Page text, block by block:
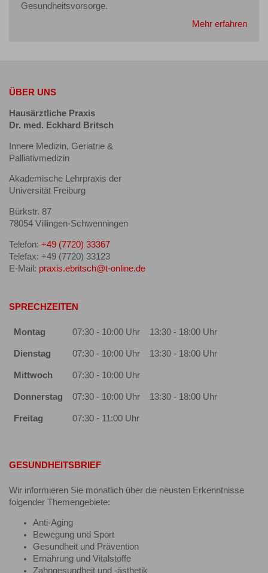
Gesundheitsvorsorge.
Mehr erfahren
ÜBER UNS
Hausärztliche Praxis
Dr. med. Eckhard Britsch
Innere Medizin, Geriatrie &
Palliativmedizin
Akademische Lehrpraxis der
Universität Freiburg
Bürkstr. 87
78054 Villingen-Schwenningen
Telefon: +49 (7720) 33367
Telefax: +49 (7720) 33123
E-Mail: praxis.ebritsch@t-online.de
SPRECHZEITEN
Montag 07:30 - 10:00 Uhr 13:30 - 18:00 Uhr
Dienstag 07:30 - 10:00 Uhr 13:30 - 18:00 Uhr
Mittwoch 07:30 - 10:00 Uhr
Donnerstag 07:30 - 10:00 Uhr 13:30 - 18:00 Uhr
Freitag 07:30 - 11:00 Uhr
GESUNDHEITSBRIEF
Wir informieren Sie monatlich über die neusten Erkenntnisse
folgender Themengebiete:
Anti-Aging
Bewegung und Sport
Gesundheit und Prävention
Ernährung und Vitalstoffe
Zahngesundheit und -ästhetik